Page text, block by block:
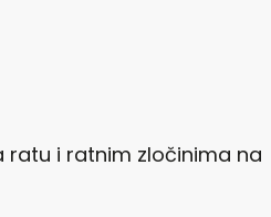
ratu i ratnim zločinima na